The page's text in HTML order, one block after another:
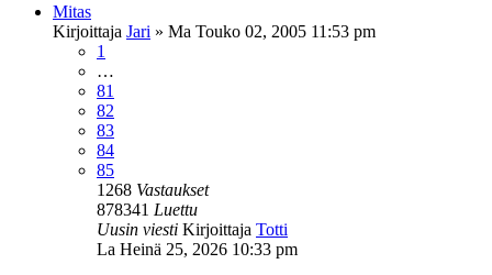
Mitas
Kirjoittaja Jari » Ma Touko 02, 2005 11:53 pm
1
…
81
82
83
84
85
1268 Vastaukset
878341 Luettu
Uusin viesti Kirjoittaja Totti
La Heinä 25, 2026 10:33 pm